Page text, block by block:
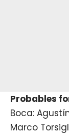
Probables
Boca:
Marco